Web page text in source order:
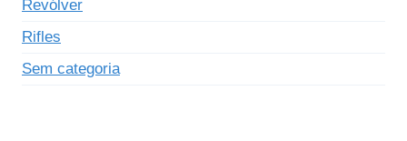
Revólver
Rifles
Sem categoria